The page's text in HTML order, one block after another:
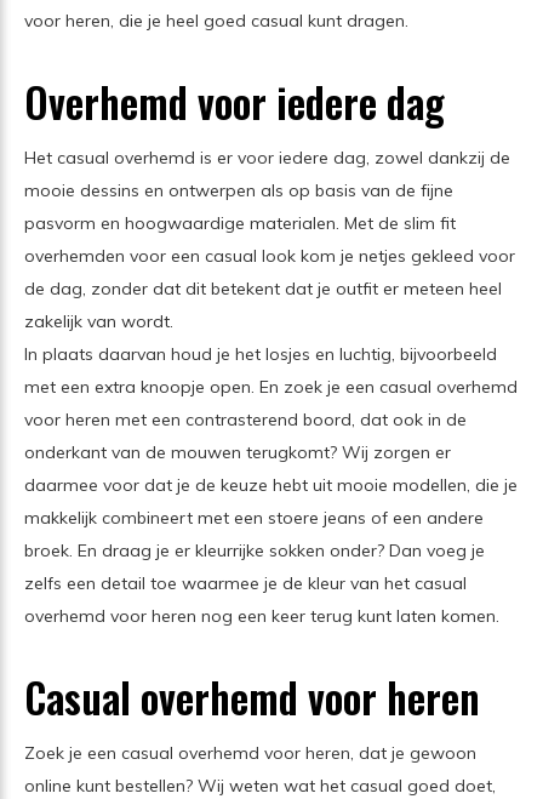
voor heren, die je heel goed casual kunt dragen.
Overhemd voor iedere dag
Het casual overhemd is er voor iedere dag, zowel dankzij de
mooie dessins en ontwerpen als op basis van de fijne
pasvorm en hoogwaardige materialen. Met de slim fit
overhemden voor een casual look kom je netjes gekleed voor
de dag, zonder dat dit betekent dat je outfit er meteen heel
zakelijk van wordt.
In plaats daarvan houd je het losjes en luchtig, bijvoorbeeld
met een extra knoopje open. En zoek je een casual overhemd
voor heren met een contrasterend boord, dat ook in de
onderkant van de mouwen terugkomt? Wij zorgen er
daarmee voor dat je de keuze hebt uit mooie modellen, die je
makkelijk combineert met een stoere jeans of een andere
broek. En draag je er kleurrijke sokken onder? Dan voeg je
zelfs een detail toe waarmee je de kleur van het casual
overhemd voor heren nog een keer terug kunt laten komen.
Casual overhemd voor heren
Zoek je een casual overhemd voor heren, dat je gewoon
online kunt bestellen? Wij weten wat het casual goed doet,